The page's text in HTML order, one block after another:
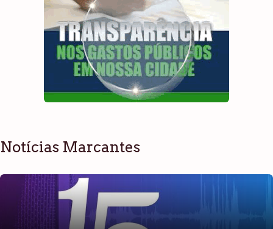
Notícias Marcantes